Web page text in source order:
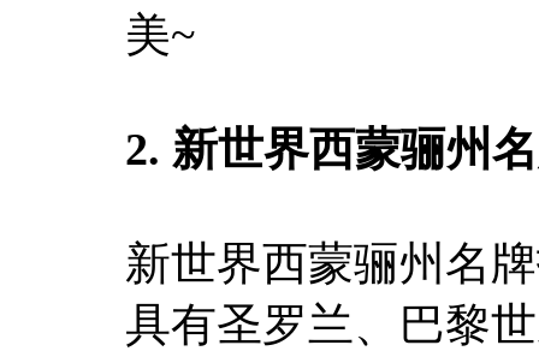
美~
2. 新世界西蒙骊州
新世界西蒙骊州名
具有圣罗兰、巴黎